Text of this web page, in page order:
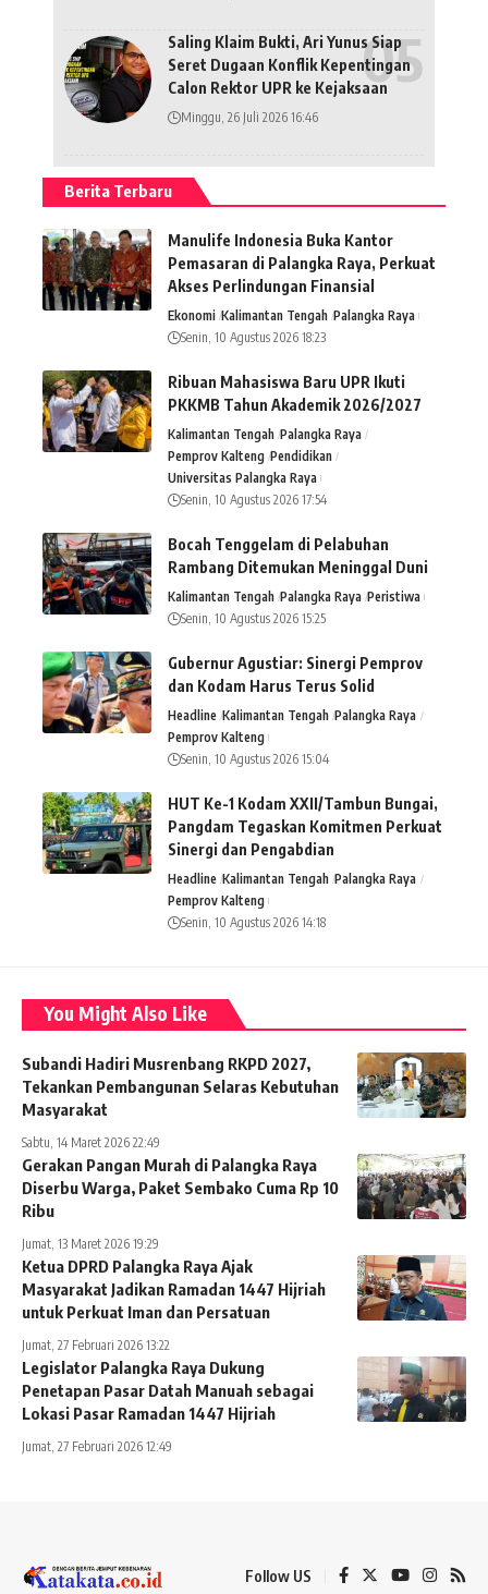
Saling Klaim Bukti, Ari Yunus Siap
Seret Dugaan Konflik Kepentingan
Calon Rektor UPR ke Kejaksaan
Minggu, 26 Juli 2026 16:46
Berita Terbaru
Manulife Indonesia Buka Kantor
Pemasaran di Palangka Raya, Perkuat
Akses Perlindungan Finansial
Ekonomi Kalimantan Tengah Palangka Raya
Senin, 10 Agustus 2026 18:23
Ribuan Mahasiswa Baru UPR Ikuti
PKKMB Tahun Akademik 2026/2027
Kalimantan Tengah Palangka Raya
Pemprov Kalteng Pendidikan
Universitas Palangka Raya
Senin, 10 Agustus 2026 17:54
Bocah Tenggelam di Pelabuhan
Rambang Ditemukan Meninggal Duni
Kalimantan Tengah Palangka Raya Peristiwa
Senin, 10 Agustus 2026 15:25
Gubernur Agustiar: Sinergi Pemprov
dan Kodam Harus Terus Solid
Headline Kalimantan Tengah Palangka Raya
Pemprov Kalteng
Senin, 10 Agustus 2026 15:04
HUT Ke-1 Kodam XXII/Tambun Bungai,
Pangdam Tegaskan Komitmen Perkuat
Sinergi dan Pengabdian
Headline Kalimantan Tengah Palangka Raya
Pemprov Kalteng
Senin, 10 Agustus 2026 14:18
You Might Also Like
Subandi Hadiri Musrenbang RKPD 2027,
Tekankan Pembangunan Selaras Kebutuhan
Masyarakat
Sabtu, 14 Maret 2026 22:49
Gerakan Pangan Murah di Palangka Raya
Diserbu Warga, Paket Sembako Cuma Rp 10
Ribu
Jumat, 13 Maret 2026 19:29
Ketua DPRD Palangka Raya Ajak
Masyarakat Jadikan Ramadan 1447 Hijriah
untuk Perkuat Iman dan Persatuan
Jumat, 27 Februari 2026 13:22
Legislator Palangka Raya Dukung
Penetapan Pasar Datah Manuah sebagai
Lokasi Pasar Ramadan 1447 Hijriah
Jumat, 27 Februari 2026 12:49
Follow US